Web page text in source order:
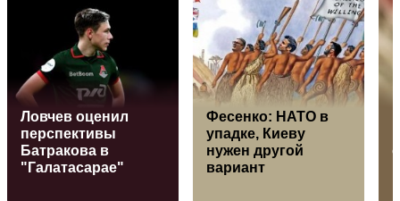
Ловчев оценил
перспективы
Батракова в
"Галатасарае"
Фесенко: НАТО в
упадке, Киеву
нужен другой
вариант